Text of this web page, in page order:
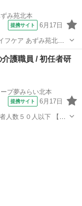
み苑北本
提携サイト 6月17日
護職員 / 初任者研
プ夢みらい北本
提携サイト 6月17日
５０人以下 【施